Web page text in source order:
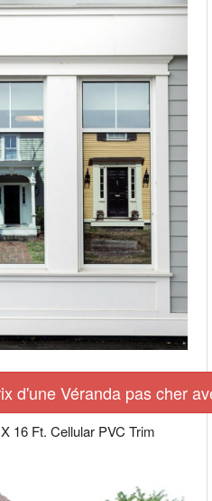
d'une Véranda pas cher
16 Ft. Cellular PVC Trim